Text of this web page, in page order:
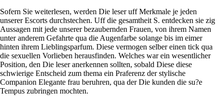
Sofern Sie weiterlesen, werden Die leser uff Merkmale je jeden
unserer Escorts durchstechen. Uff die gesamtheit S. entdecken sie zig
Aussagen mit jede unserer bezaubernden Frauen, von ihrem Namen
unter anderem Gefahrte qua die Augenfarbe solange bis im eimer
hinten ihrem Lieblingsparfum. Diese vermogen selber einen tick qua
die sexuellen Vorlieben herausfinden. Welches war ein wesentlicher
Position, den Die leser anerkennen sollten, sobald Diese diese
schwierige Entscheid zum thema ein Praferenz der stylische
Companion Elegante frau beruhren, qua der Die kunden die su?e
Tempus zubringen mochten.